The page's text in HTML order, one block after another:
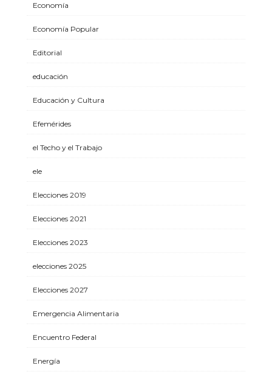
Economía
Economía Popular
Editorial
educación
Educación y Cultura
Efemérides
el Techo y el Trabajo
ele
Elecciones 2019
Elecciones 2021
Elecciones 2023
elecciones 2025
Elecciones 2027
Emergencia Alimentaria
Encuentro Federal
Energía